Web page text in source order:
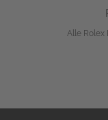
Alle Rolex